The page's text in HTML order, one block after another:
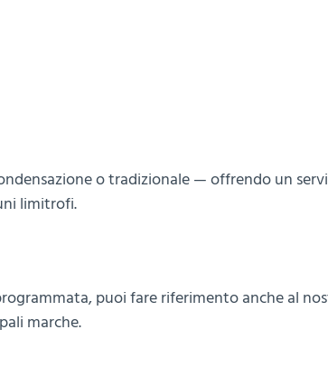
o tradizionale — offrendo un
limitrofi.
puoi fare riferimento anche al
marche.